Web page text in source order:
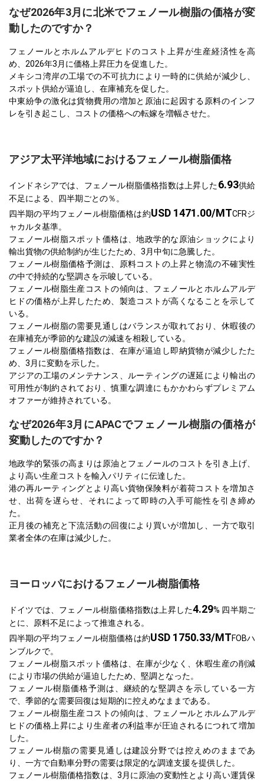
なぜ2026年3月に北米でフェノール樹脂の価格が変
動したのですか？
フェノールとホルムアルデヒドのコスト上昇が生産経済性を高
め、2026年3月に価格上昇圧力を促進した。
メキシコ湾岸の工場での不可抗力により一時的に供給が減少し、
スポット供給が逼迫し、在庫補充を促した。
中東紛争の激化は貨物費用の増加と原油に起因する原料のインフ
レを引き起こし、コストの価格への転嫁を増幅させた。
アジア太平洋地域におけるフェノール樹脂価格
インドネシアでは、フェノール樹脂価格指数は上昇した6.93供給
不足による、四半期ごとの％。
四半期の平均フェノール樹脂価格は約USD 1471.00/MTCFRジ
ャカルタ基準。
フェノール樹脂スポット価格は、地政学的な原油ショックにより
輸出貨物の供給制約が生じたため、3月中旬に急騰した。
フェノール樹脂価格予測は、原料コストの上昇と物流の不確実性
の中で持続的な堅調さを示唆している。
フェノール樹脂生産コストの傾向は、フェノールとホルムアルデ
ヒドの価格が上昇したため、製造コストが高くなることを示して
いる。
フェノール樹脂の需要見通しはバランスが取れており、休暇後の
在庫補充が季節的な建設の減速を相殺している。
フェノール樹脂価格指数は、在庫が逼迫し即納貨物が減少したた
め、3月に変動を示した。
アジアの工場のメンテナンス、ルーティングの遅延により輸出の
可用性が制約されており、慎重な調達にもかかわらずプレミアム
オファーが維持されている。
なぜ2026年3月にAPACでフェノール樹脂の価格が
変動したのですか？
地政学的緊張の高まりは原油とフェノールのコストを引き上げ、
より高い生産コストを輸入パリティに伝達した。
港の再ルーティングとより高い貨物保険料が着荷コストを増加さ
せ、出荷を遅らせ、それによって即時の入手可能性を引き締め
た。
正月後の補充と下流活動の回復により買いが増加し、一方で取引
業者全体の在庫は減少した。
ヨーロッパにおけるフェノール樹脂価格
ドイツでは、フェノール樹脂価格指数は上昇した4.29% 四半期ご
とに、原料不足によって推進される。
四半期の平均フェノール樹脂価格は約USD 1750.33/MTFOBハ
ンブルクで。
フェノール樹脂スポット価格は、在庫が少なく、休暇生産の削減
により市場の供給が逼迫したため、堅調となった。
フェノール樹脂価格予測は、継続的な堅調さを示している一方
で、季節的な需要回復は短期的に控えめなままである。
フェノール樹脂生産コストの傾向は、フェノールとホルムアルデ
ヒドの価格上昇により生産者の利益率が圧迫されるにつれて増加
した。
フェノール樹脂の需要見通しは建設分野では控えめのままであ
り、一方で自動車分野の需要は限定的な調達支援を提供した。
フェノール樹脂価格指数は、3月に原油の変動性とより高い運賃保